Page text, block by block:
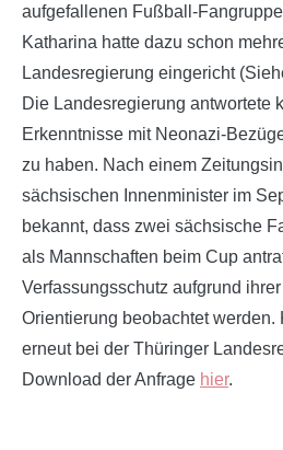
aufgefallenen Fußball-Fangruppe
Katharina hatte dazu schon
Landesregierung eingericht
Die Landesregierung antwortete
Erkenntnisse mit Neonazi-
zu haben. Nach einem
sächsischen Innenminister im
bekannt, dass zwei sächsische
als Mannschaften beim Cup
Verfassungsschutz aufgrund
Orientierung beobachtet werden.
erneut bei der Thüringer
Download der Anfrage hier.